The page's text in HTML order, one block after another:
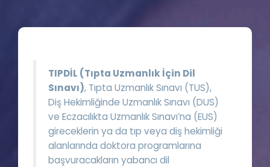
Rehberlik Aracı
ÖSYM Sınav Takvimi
Kampanyalar
Blog
TIPDİL (Tıpta Uzmanlık İçin Dil
Sınavı), Tıpta Uzmanlık Sınavı (TUS),
Diş Hekimliğinde Uzmanlık Sınavı (DUS)
ve Eczacılıkta Uzmanlık Sınavı’na (EUS)
gireceklerin ya da tıp veya diş hekimliği
alanlarında doktora programlarına
başvuracakların yabancı dil